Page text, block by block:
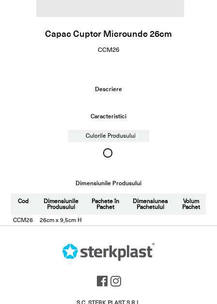
Capac Cuptor Microunde 26cm
CCM26
Descriere
Caracteristici
Culorile Produsului
Dimensiunile Produsului
Cod Dimensiunile
Produsului
Pachete în
Pachet
Dimensiunea
Pachetului
Volum
Pachet
CCM26
26cm x 9,5cm H